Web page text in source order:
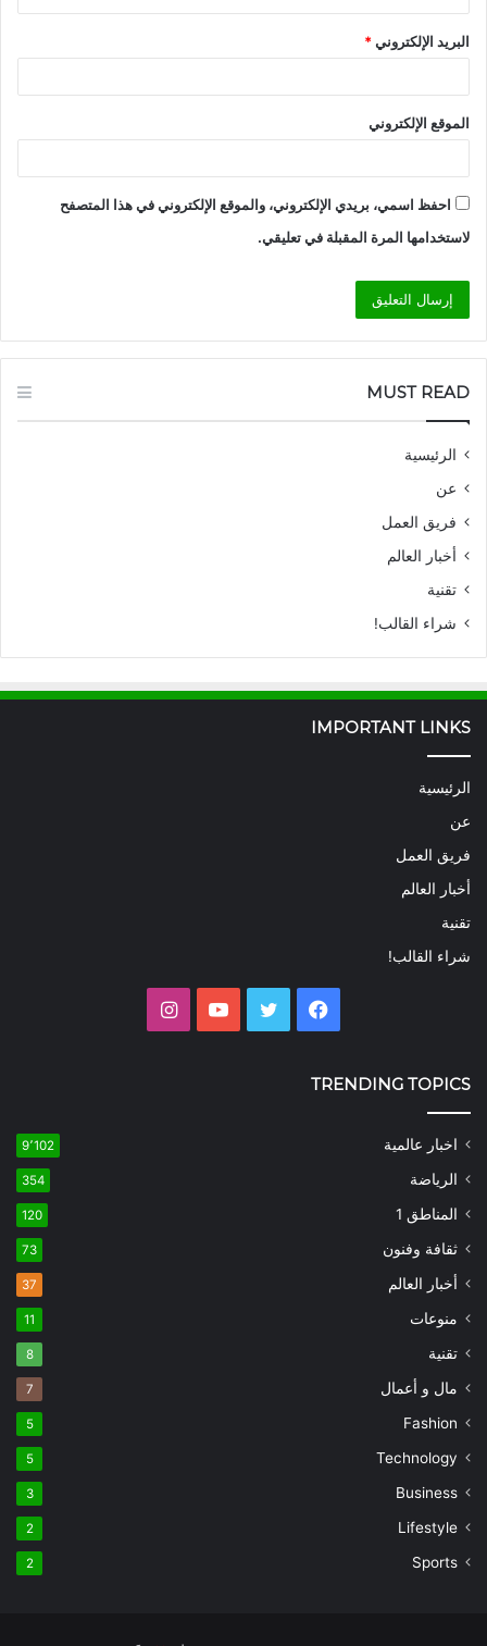
البريد الإلكتروني*
الموقع الإلكتروني
احفظ اسمي، بريدي الإلكتروني، والموقع الإلكتروني في هذا المتصفح
لاستخدامها المرة المقبلة في تعليقي.
MUST READ
الرئيسية
عن
فريق العمل
أخبار العالم
تقنية
شراء القالب!
IMPORTANT LINKS
الرئيسية
عن
فريق العمل
أخبار العالم
تقنية
شراء القالب!
فيسبوك تويتر يوتيوب
TRENDING TOPICS
اخبار عالمية 9٬102
الرياضة 354
المناطق 1 120
ثقافة وفنون 73
أخبار العالم 37
منوعات 11
تقنية 8
مال و أعمال 7
Fashion
5
Technology
5
Business
3
Lifestyle
2
Sports
2